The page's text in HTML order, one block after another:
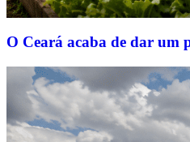
O Ceará acaba de dar um